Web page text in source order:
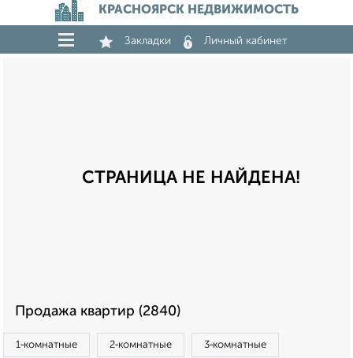
КРАСНОЯРСК НЕДВИЖИМОСТЬ
Закладки Личный кабинет
СТРАНИЦА НЕ НАЙДЕНА!
Продажа квартир (2840)
1‑комнатные 2‑комнатные 3‑комнатные